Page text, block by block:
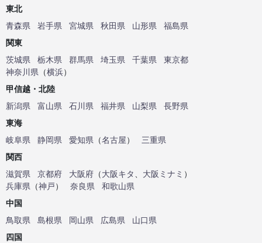
東北
青森県
岩手県 宮城県 秋田県 山形県
福島県
関東
茨城県
栃木県 群馬県 埼玉県 千葉県
東京都
神奈川県 （横浜）
甲信越・北陸
新潟県
富山県 石川県 福井県 山梨県
長野県
東海
岐阜県
静岡県 愛知県 （名古屋）
三重県
関西
滋賀県
京都府 大阪府 （大阪キタ 大阪ミナミ ）
兵庫県 （神戸） 奈良県
和歌山県
中国
鳥取県
島根県 岡山県 広島県
山口県
四国